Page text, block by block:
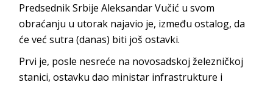
Predsednik Srbije Aleksandar Vučić u svom
obraćanju u utorak najavio je, između ostalog, da
će već sutra (danas) biti još ostavki.
Prvi je, posle nesreće na novosadskoj železničkoj
stanici, ostavku dao ministar infrastrukture i